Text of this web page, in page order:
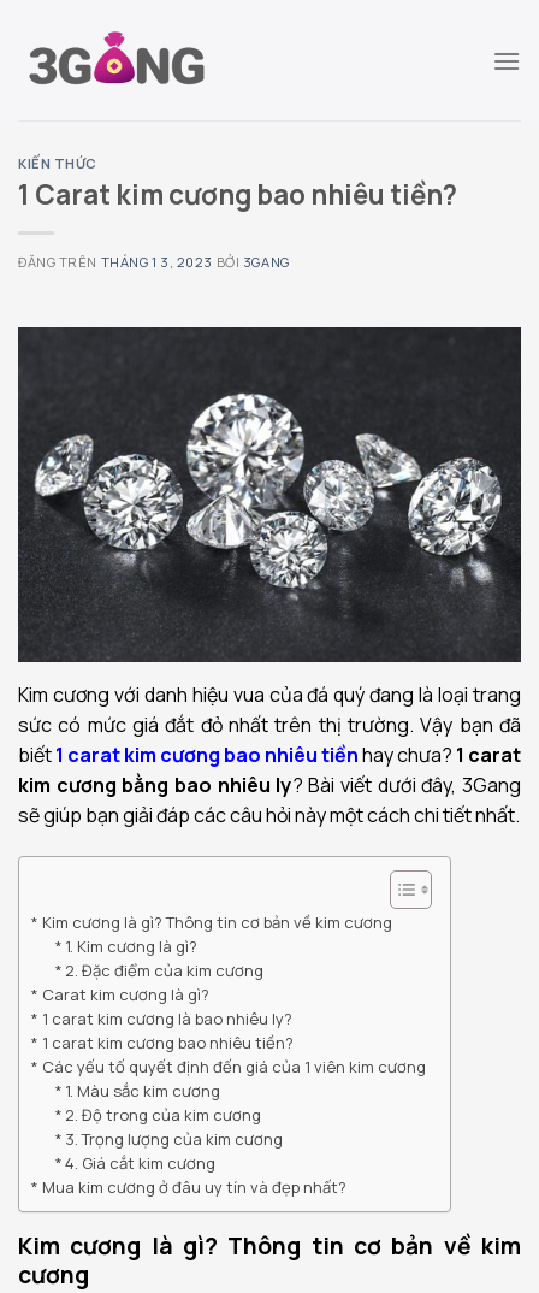
đến
KIẾN THỨC
1 Carat kim cương bao nhiêu tiền?
ĐĂNG TRÊN THÁNG 1 3, 2023 BỞI 3GANG
Kim cương với danh hiệu vua của đá quý đang là loại trang
sức có mức giá đắt đỏ nhất trên thị trường. Vậy bạn đã
biết1 carat kim cương bao nhiêu tiềnhay chưa? 1 carat
kim cương bằng bao nhiêu ly? Bài viết dưới đây, 3Gang
sẽ giúp bạn giải đáp các câu hỏi này một cách chi tiết nhất.
Kim cương là gì? Thông tin cơ bản về kim cương
1. Kim cương là gì?
2. Đặc điểm của kim cương
Carat kim cương là gì?
1 carat kim cương là bao nhiêu ly?
1 carat kim cương bao nhiêu tiền?
Các yếu tố quyết định đến giá của 1 viên kim cương
1. Màu sắc kim cương
2. Độ trong của kim cương
3. Trọng lượng của kim cương
4. Giá cắt kim cương
Mua kim cương ở đâu uy tín và đẹp nhất?
Kim cương là gì? Thông tin cơ bản về kim
cương